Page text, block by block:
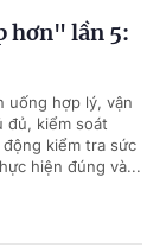
hơn" lần 5:
uống hợp lý, vận
đủ, kiểm soát
kiểm tra sức
hiện đúng và...